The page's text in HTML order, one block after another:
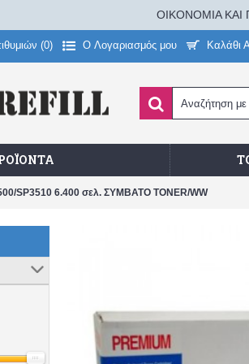
ΟΙΚΟΝΟΜΙΑ ΚΑΙ
(0) O Λογαριασμός μου Καλάθι
SP3510 6.400 σελ. ΣΥΜΒΑΤΟ TONER/WW